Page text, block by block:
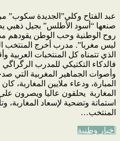
عبد الفتاح وكلي”الجديدة سكوب”
صنعها “أسود الأطلس” بجيل ذهبي
روح الوطنية وحب الوطن يقودهم
ليس مغربا”. مدرب أخرج المنتخب
الذي تتمناه كل المنتخبات العربية
فالدكاء التكتيكي للمدرب
وأصوات الجماهير المغربية
المبارة، ودعاء ملايين المغاربة،
المغاربة يحلقون عاليا ويصرون
استماتة وتضحية لإسعاد المغاربة،
المنتخب…
أخبار وطنية